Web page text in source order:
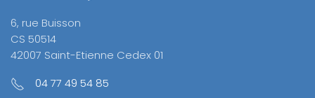
6, rue Buisson
CS 50514
42007 Saint-Etienne Cedex 01
04 77 49 54 85